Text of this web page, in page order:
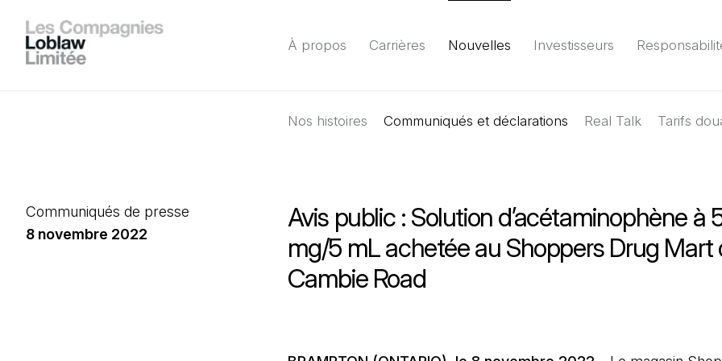
À propos Carrières
(Il
Nouvelles Investisseurs
Environnement Société Gouvernance
Nos histoires Communiqués et déclarations Real Talk Tarifs
Communiqués de presse
8 novembre 2022
Avis public : Solution d’acétaminophène à
mg/5 mL achetée au Shoppers Drug Mart
Cambie Road